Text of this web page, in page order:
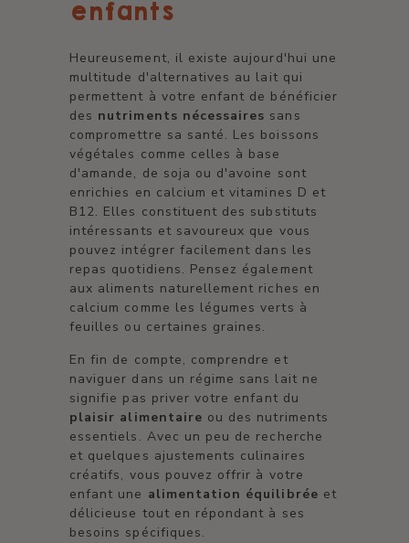
enfants
Heureusement, il existe aujourd'hui une
multitude d'alternatives au lait qui
permettent à votre enfant de bénéficier
des nutriments nécessaires sans
compromettre sa santé. Les boissons
végétales comme celles à base
d'amande, de soja ou d'avoine sont
enrichies en calcium et vitamines D et
B12. Elles constituent des substituts
intéressants et savoureux que vous
pouvez intégrer facilement dans les
repas quotidiens. Pensez également
aux aliments naturellement riches en
calcium comme les légumes verts à
feuilles ou certaines graines.
En fin de compte, comprendre et
naviguer dans un régime sans lait ne
signifie pas priver votre enfant du
plaisir alimentaire ou des nutriments
essentiels. Avec un peu de recherche
et quelques ajustements culinaires
créatifs, vous pouvez offrir à votre
enfant une alimentation équilibrée et
délicieuse tout en répondant à ses
besoins spécifiques.